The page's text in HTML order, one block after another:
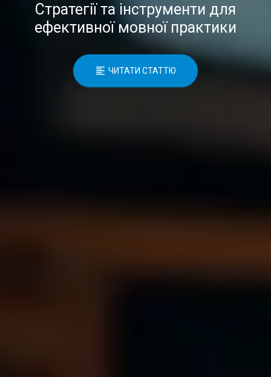
Стратегії та інструменти для
ефективної мовної практики
ЧИТАТИ СТАТТЮ